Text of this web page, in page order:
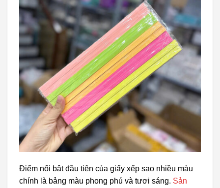
Điểm nổi bật đầu tiên của giấy xếp sao nhiều màu
chính là bảng màu phong phú và tươi sáng. Sản